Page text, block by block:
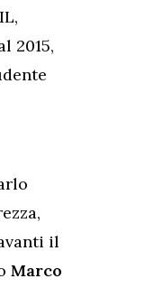
2015,
il
Marco